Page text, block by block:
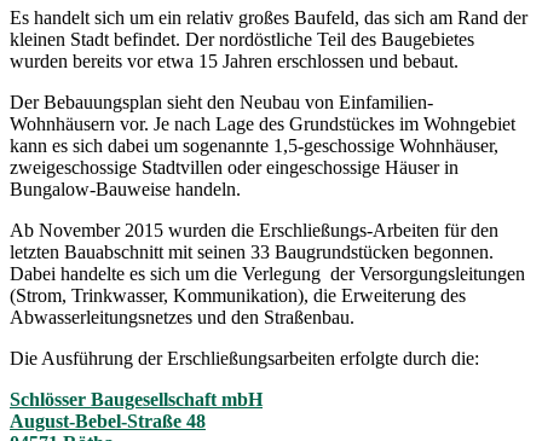
Es handelt sich um ein relativ großes Baufeld, das sich am Rand der
kleinen Stadt befindet. Der nordöstliche Teil des Baugebietes
wurden bereits vor etwa 15 Jahren erschlossen und bebaut.
Der Bebauungsplan sieht den Neubau von Einfamilien-
Wohnhäusern vor. Je nach Lage des Grundstückes im Wohngebiet
kann es sich dabei um sogenannte 1,5-geschossige Wohnhäuser,
zweigeschossige Stadtvillen oder eingeschossige Häuser in
Bungalow-Bauweise handeln.
Ab November 2015 wurden die Erschließungs-Arbeiten für den
letzten Bauabschnitt mit seinen 33 Baugrundstücken begonnen.
Dabei handelte es sich um die Verlegung der Versorgungsleitungen
(Strom, Trinkwasser, Kommunikation), die Erweiterung des
Abwasserleitungsnetzes und den Straßenbau.
Die Ausführung der Erschließungsarbeiten erfolgte durch die:
Schlösser Baugesellschaft mbH
August-Bebel-Straße 48